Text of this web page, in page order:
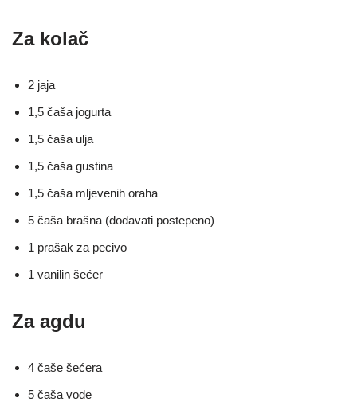
Za kolač
2 jaja
1,5 čaša jogurta
1,5 čaša ulja
1,5 čaša gustina
1,5 čaša mljevenih oraha
5 čaša brašna (dodavati postepeno)
1 prašak za pecivo
1 vanilin šećer
Za agdu
4 čaše šećera
5 čaša vode